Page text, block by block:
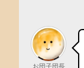
お団子団長